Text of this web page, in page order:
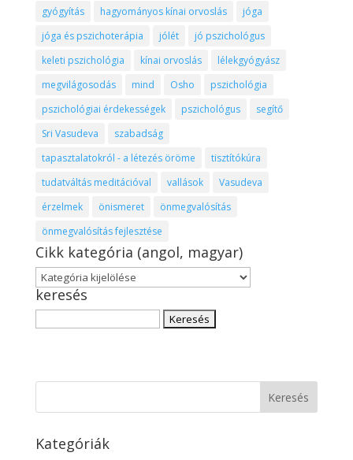
gyógyítás
hagyományos kínai orvoslás
jóga
jóga és pszichoterápia
jólét
jó pszichológus
keleti pszichológia
kínai orvoslás
lélekgyógyász
megvilágosodás
mind Osho
pszichológia
pszichológiai érdekességek
pszichológus
segítő
Sri Vasudeva
szabadság
tapasztalatokról - a létezés öröme
tisztítókúra
tudatváltás meditációval
vallások
Vasudeva
érzelmek
önismeret
önmegvalósítás
önmegvalósítás fejlesztése
Cikk kategória (angol, magyar)
Cikk
kategória
(angol,
magyar)
keresés
Kategóriák